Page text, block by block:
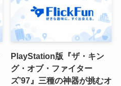
PlayStation版『ザ・キン
グ・オブ・ファイター
ズ’97』三種の神器が挑むオ